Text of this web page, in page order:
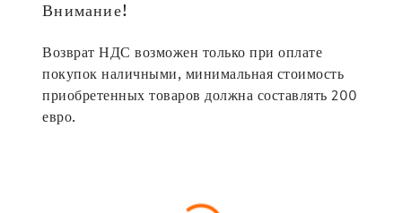
Внимание!
Возврат НДС возможен только при оплате
покупок наличными, минимальная стоимость
приобретенных товаров должна составлять 200
евро.